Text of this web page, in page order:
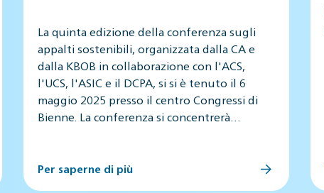
La quinta edizione della conferenza sugli
appalti sostenibili, organizzata dalla CA e
dalla KBOB in collaborazione con l'ACS,
l'UCS, l'ASIC e il DCPA, si si è tenuto il 6
maggio 2025 presso il centro Congressi di
Bienne. La conferenza si concentrerà…
Per saperne di più